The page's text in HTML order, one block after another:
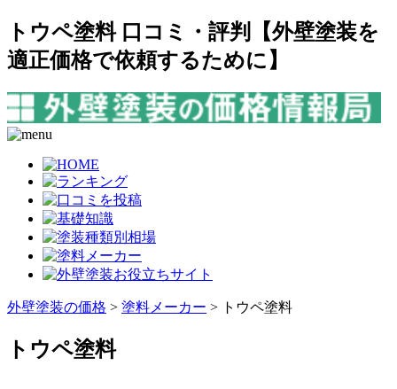
トウペ塗料 口コミ・評判【外壁塗装を
適正価格で依頼するために】
外壁塗装の価格 > 塗料メーカー > トウペ塗料
トウペ塗料